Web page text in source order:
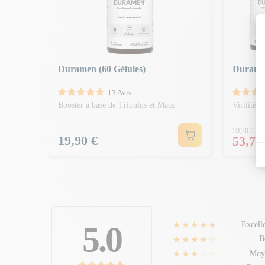
Duramen (60 Gélules)
13 Avis
Booster à base de Tribulus et Maca
Prix
19,90 €
Virilité,
Prix
59,70 €
Prix
53,73 €
5.0 ★★★★★
★★★★☆
★★★☆☆